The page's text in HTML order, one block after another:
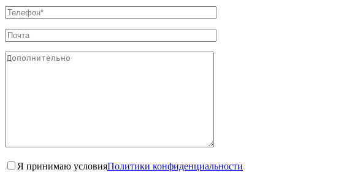
Я принимаю условияПолитики конфиденциальности